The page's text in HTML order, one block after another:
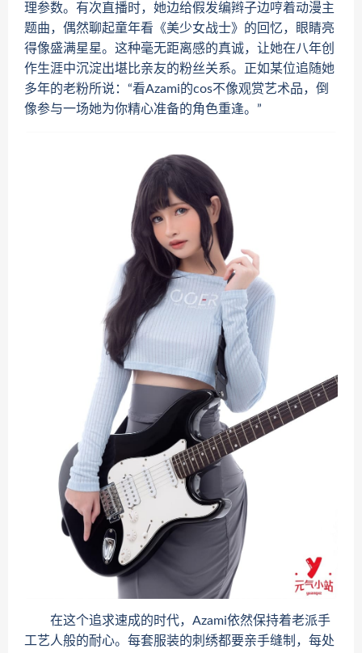
理参数。有次直播时，她边给假发编辫子边哼着动漫主
题曲，偶然聊起童年看《美少女战士》的回忆，眼睛亮
得像盛满星星。这种毫无距离感的真诚，让她在八年创
作生涯中沉淀出堪比亲友的粉丝关系。正如某位追随她
多年的老粉所说：“看Azami的cos不像观赏艺术品，倒
像参与一场她为你精心准备的角色重逢。”
在这个追求速成的时代，Azami依然保持着老派手
工艺人般的耐心。每套服装的刺绣都要亲手缝制，每处